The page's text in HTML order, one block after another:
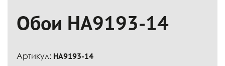
Обои НА9193-14
Артикул: НА9193-14